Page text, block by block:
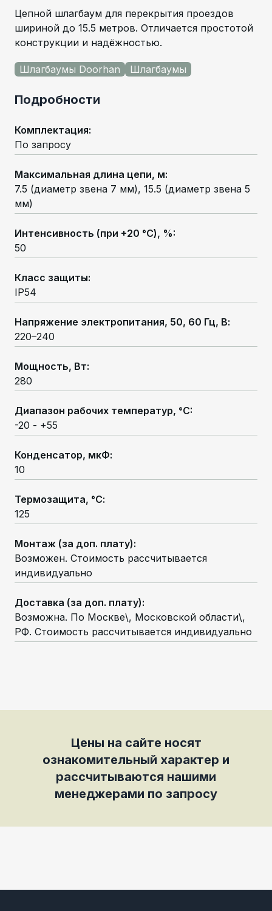
Цепной шлагбаум для перекрытия проездов
шириной до 15.5 метров. Отличается простотой
конструкции и надёжностью.
Шлагбаумы Doorhan Шлагбаумы
Подробности
Комплектация:
По запросу
Максимальная длина цепи, м:
7.5 (диаметр звена 7 мм), 15.5 (диаметр звена 5
мм)
Интенсивность (при +20 °С), %:
50
Класс защиты:
IP54
Напряжение электропитания, 50, 60 Гц, В:
220–240
Мощность, Вт:
280
Диапазон рабочих температур, °C:
-20 - +55
Конденсатор, мкФ:
10
Термозащита, °С:
125
Монтаж (за доп. плату):
Возможен. Стоимость рассчитывается
индивидуально
Доставка (за доп. плату):
Возможна. По Москве\, Московской области\,
РФ. Стоимость рассчитывается индивидуально
Цены на сайте носят
ознакомительный характер и
рассчитываются нашими
менеджерами по запросу